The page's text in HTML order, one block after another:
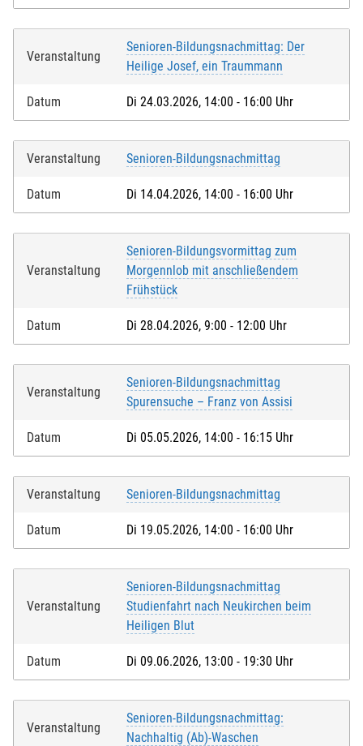
Veranstaltung
Senioren-Bildungsnachmittag: Der
Heilige Josef, ein Traummann
Datum Di 24.03.2026, 14:00 - 16:00 Uhr
Veranstaltung Senioren-Bildungsnachmittag
Datum Di 14.04.2026, 14:00 - 16:00 Uhr
Veranstaltung
Senioren-Bildungsvormittag zum
Morgennlob mit anschließendem
Frühstück
Datum Di 28.04.2026, 9:00 - 12:00 Uhr
Veranstaltung
Senioren-Bildungsnachmittag
Spurensuche – Franz von Assisi
Datum Di 05.05.2026, 14:00 - 16:15 Uhr
Veranstaltung Senioren-Bildungsnachmittag
Datum Di 19.05.2026, 14:00 - 16:00 Uhr
Veranstaltung
Senioren-Bildungsnachmittag
Studienfahrt nach Neukirchen beim
Heiligen Blut
Datum Di 09.06.2026, 13:00 - 19:30 Uhr
Veranstaltung
Senioren-Bildungsnachmittag:
Nachhaltig (Ab)-Waschen